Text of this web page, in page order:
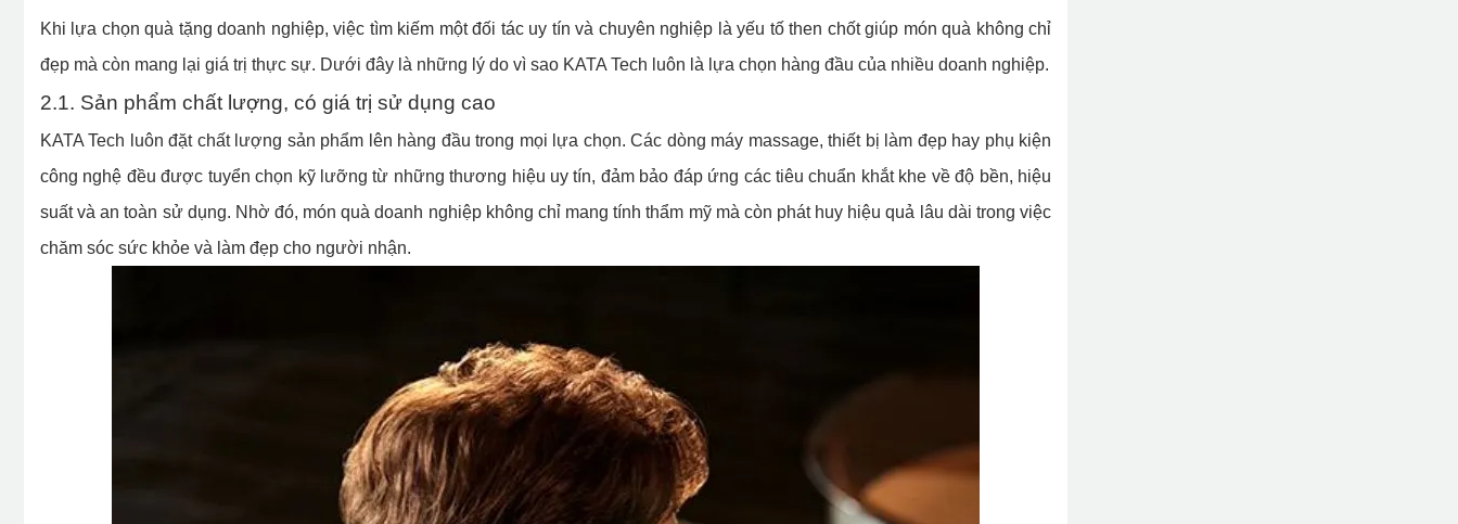
Khi lựa chọn quà tặng doanh nghiệp, việc tìm kiếm một đối tác uy tín và chuyên nghiệp là yếu tố then chốt giúp món quà không chỉ
đẹp mà còn mang lại giá trị thực sự. Dưới đây là những lý do vì sao KATA Tech luôn là lựa chọn hàng đầu của nhiều doanh nghiệp.
2.1. Sản phẩm chất lượng, có giá trị sử dụng cao
KATA Tech luôn đặt chất lượng sản phẩm lên hàng đầu trong mọi lựa chọn. Các dòng máy massage, thiết bị làm đẹp hay phụ kiện
công nghệ đều được tuyển chọn kỹ lưỡng từ những thương hiệu uy tín, đảm bảo đáp ứng các tiêu chuẩn khắt khe về độ bền, hiệu
suất và an toàn sử dụng. Nhờ đó, món quà doanh nghiệp không chỉ mang tính thẩm mỹ mà còn phát huy hiệu quả lâu dài trong việc
chăm sóc sức khỏe và làm đẹp cho người nhận.